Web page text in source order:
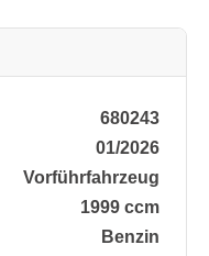
680243
01/2026
Vorführfahrzeug
1999 ccm
Benzin